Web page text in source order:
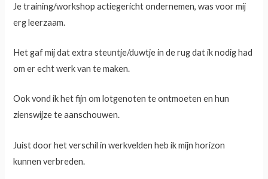
Je training/workshop actiegericht ondernemen, was voor mij
erg leerzaam.
Het gaf mij dat extra steuntje/duwtje in de rug dat ik nodig had
om er echt werk van te maken.
Ook vond ik het fijn om lotgenoten te ontmoeten en hun
zienswijze te aanschouwen.
Juist door het verschil in werkvelden heb ik mijn horizon
kunnen verbreden.